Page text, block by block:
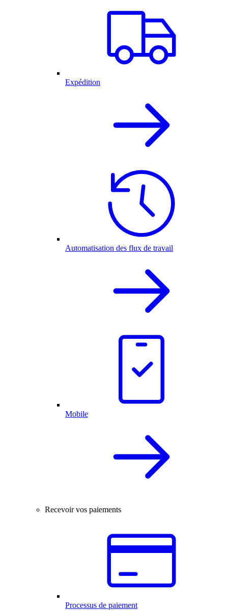
Expédition
Automatisation des flux de travail
Mobile
Recevoir vos paiements
Processus de paiement